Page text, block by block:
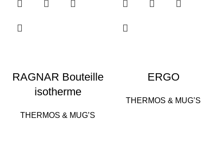
RAGNAR Bouteille
isotherme
THERMOS & MUG’S
ERGO
THERMOS & MUG’S